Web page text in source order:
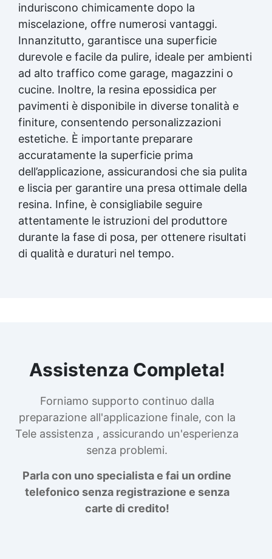
induriscono chimicamente dopo la
miscelazione, offre numerosi vantaggi.
Innanzitutto, garantisce una superficie
durevole e facile da pulire, ideale per ambienti
ad alto traffico come garage, magazzini o
cucine. Inoltre, la resina epossidica per
pavimenti è disponibile in diverse tonalità e
finiture, consentendo personalizzazioni
estetiche. È importante preparare
accuratamente la superficie prima
dell’applicazione, assicurandosi che sia pulita
e liscia per garantire una presa ottimale della
resina. Infine, è consigliabile seguire
attentamente le istruzioni del produttore
durante la fase di posa, per ottenere risultati
di qualità e duraturi nel tempo.
Assistenza Completa!
Forniamo supporto continuo dalla
preparazione all'applicazione finale, con la
Tele assistenza , assicurando un'esperienza
senza problemi.
Parla con uno specialista e fai un ordine
telefonico senza registrazione e senza
carte di credito!